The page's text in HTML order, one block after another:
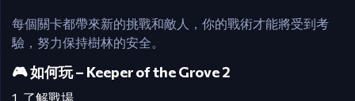
每個關卡都帶來新的挑戰和敵人，你的戰術才能將受到考
驗，努力保持樹林的安全。​
🎮 如何玩 – Keeper of the Grove 2
1. 了解戰場